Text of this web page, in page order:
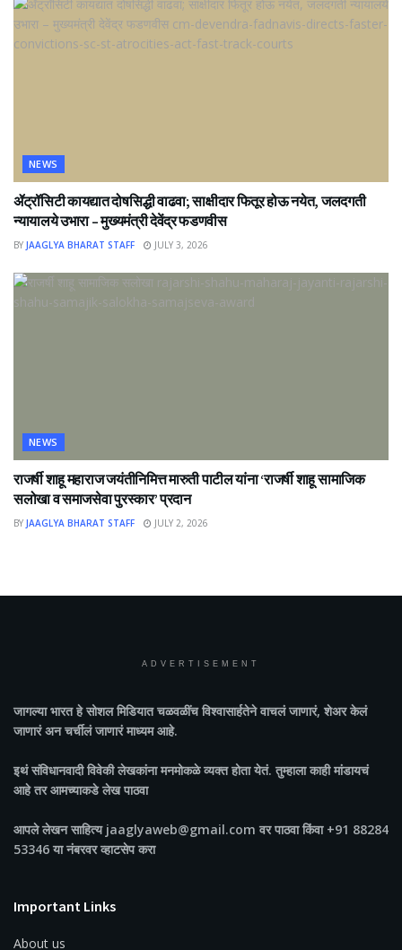
NEWS
ॲट्रॉसिटी कायद्यात दोषसिद्धी वाढवा; साक्षीदार फितूर होऊ नयेत, जलदगती
न्यायालये उभारा – मुख्यमंत्री देवेंद्र फडणवीस
BY JAAGLYA BHARAT STAFF JULY 3, 2026
NEWS
राजर्षी शाहू महाराज जयंतीनिमित्त मारुती पाटील यांना ‘राजर्षी शाहू सामाजिक
सलोखा व समाजसेवा पुरस्कार’ प्रदान
BY JAAGLYA BHARAT STAFF JULY 2, 2026
ADVERTISEMENT
जागल्या भारतहे सोशल मिडियात चळवळींच विश्वासार्हतेने वाचलं जाणारं, शेअर केलं
जाणारं अन चर्चीलं जाणारं माध्यम आहे.
इथं संविधानवादी विवेकी लेखकांना मनमोकळे व्यक्त होता येतं. तुम्हाला काही मांडायचं
आहे तर आमच्याकडे लेख पाठवा
आपले लेखन साहित्य jaaglyaweb@gmail.com वर पाठवा किंवा +91 88284
53346 या नंबरवर व्हाटसेप करा
Important Links
About us